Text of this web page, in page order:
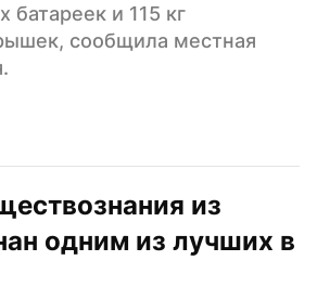
батареек и 115 кг
сообщила местная
из
одним из лучших в